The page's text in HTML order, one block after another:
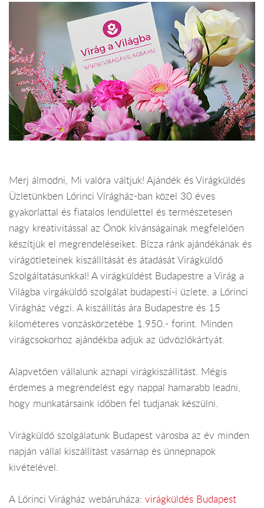
Merj álmodni, Mi valóra váltjuk! Ajándék és Virágküldés
Üzletünkben Lőrinci Vírágház-ban közel 30 éves
gyakorlattal és fiatalos lendülettel és természetesen
nagy kreativitással az Önök kívánságainak megfelelően
készítjük el megrendeléseiket. Bízza ránk ajándékának és
virágötleteinek kiszállítását és átadását Virágküldő
Szolgáltatásunkkal! A virágküldést Budapestre a Virág a
Világba virgáküldő szolgálat budapesti-i üzlete, a Lőrinci
Virágház végzi. A kiszállítás ára Budapestre és 15
kilométeres vonzáskörzetébe 1.950.- forint. Minden
virágcsokorhoz ajándékba adjuk az üdvözlőkártyát.
Alapvetően vállalunk aznapi virágkiszállítást. Mégis
érdemes a megrendelést egy nappal hamarabb leadni,
hogy munkatársaink időben fel tudjanak készülni.
Virágküldő szolgálatunk Budapest városba az év minden
napján vállal kiszállítást vasárnap és ünnepnapok
kivételével.
A Lőrinci Virágház webáruháza: virágküldés Budapest